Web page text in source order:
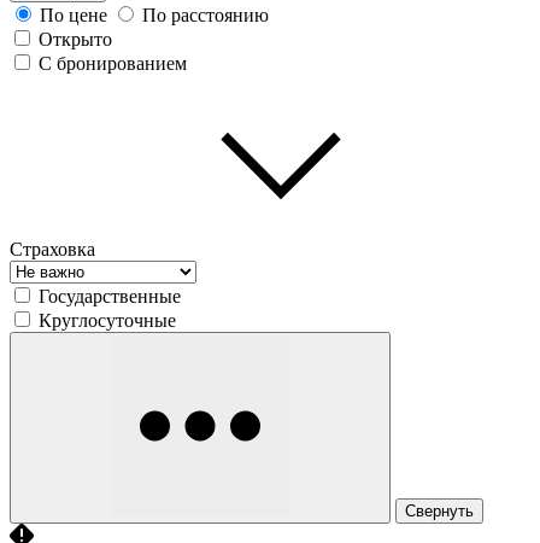
По цене
По расстоянию
Открыто
С бронированием
Страховка
Государственные
Круглосуточные
Свернуть